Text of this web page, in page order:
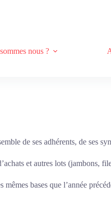
nous ?
de ses adhérents, de ses
et autres lots (jambons,
bases que l’année